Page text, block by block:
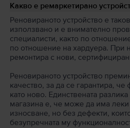
Какво е ремаркетирано
Реновираното устройство е
използвано и е внимателно
специалисти, както по
по отношение на хардуера. При
ремонтира с нови,
Реновираното устройство
качество, за да се гарантира,
като ново. Единствената
магазина е, че може да има
износване, но без дефекти,
безупречната му